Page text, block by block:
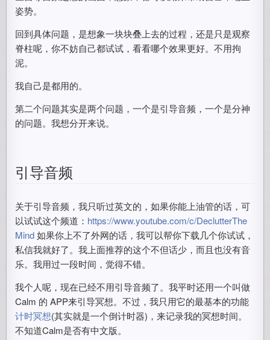
姿势。
回到具体问题，是想象一块块叠上去的过程，还是只是观察
脊柱呢，你不妨自己都试试，看看哪个效果更好。不用拘
泥。
我自己是都用的。
第二个问题其实是两个问题，一个是引导音频，一个是分神
的问题。我想分开来说。
引导音频
关于引导音频，我只听过英文的，如果你能上油管的话，可
以试试这个频道： https://www.youtube.com/c/DeclutterThe
Mind如果你上不了外网的话，我可以帮你下载几个你试试，
私信我就好了。我上面推荐的这个不但话少，而且也没有音
乐。我用过一段时间，觉得不错。
我个人呢，现在已经不用引导音频了。我平时还用一个叫做
Calm 的 APP来引导冥想。不过，我只用它的最基本的功能
计时冥想(其实就是一个倒计时器)，来记录我的冥想时间。
不知道Calm是否有中文版。